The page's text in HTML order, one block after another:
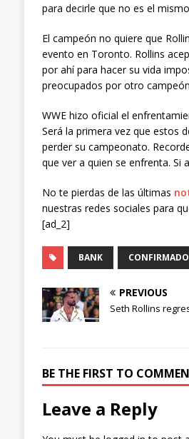
para decirle que no es el
El campeón no quiere que
evento en Toronto. Rollins
por ahí para hacer su vida
preocupados por otro
WWE hizo oficial el
Será la primera vez que estos
perder su campeonato.
que ver a quien se enfrenta. Si
No te pierdas de las últimas
nuestras redes sociales para
[ad_2]
BANK CONFIRMADO
PREVIOUS
Seth Rollins
BE THE FIRST TO
Leave a Reply